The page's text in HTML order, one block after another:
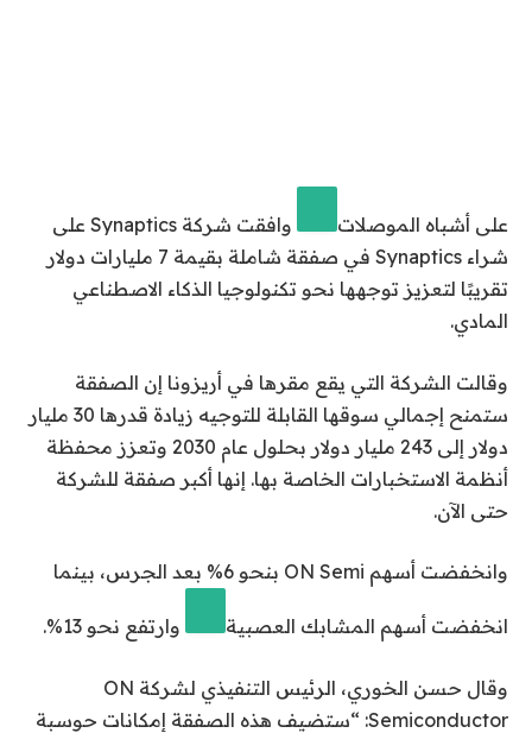
على أشباه الموصلات
وافقت شركة Synaptics على
شراء Synaptics في صفقة شاملة بقيمة 7 مليارات دولار
تقريبًا لتعزيز توجهها نحو تكنولوجيا الذكاء الاصطناعي
المادي.
وقالت الشركة التي يقع مقرها في أريزونا إن الصفقة
ستمنح إجمالي سوقها القابلة للتوجيه زيادة قدرها 30 مليار
دولار إلى 243 مليار دولار بحلول عام 2030 وتعزز محفظة
أنظمة الاستخبارات الخاصة بها. إنها أكبر صفقة للشركة
حتى الآن.
وانخفضت أسهم ON Semi بنحو 6% بعد الجرس، بينما
انخفضت أسهم المشابك العصبية وارتفع نحو 13%.
وقال حسن الخوري، الرئيس التنفيذي لشركة ON
Semiconductor: “ستضيف هذه الصفقة إمكانات حوسبة